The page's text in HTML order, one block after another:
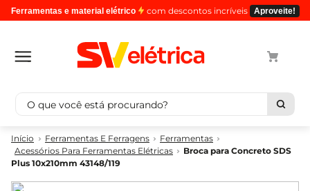
Ferramentas e material elétrico com descontos incríveis Aproveite!
O que você está procurando?
Ferramentas E Ferragens
Ferramentas
Acessórios Para Ferramentas Elétricas
Broca para Concreto SDS
Plus 10x210mm 43148/119
Termos mais buscados
1º
cabo
2º
luminaria